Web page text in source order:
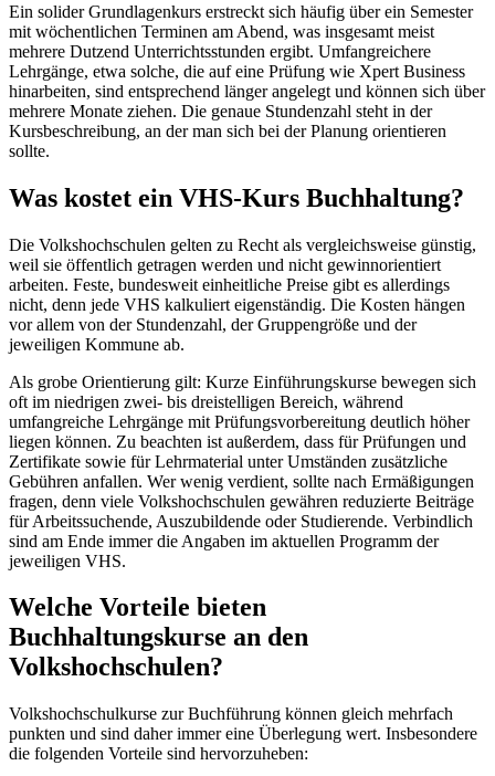
Ein solider Grundlagenkurs erstreckt sich häufig über ein Semester
mit wöchentlichen Terminen am Abend, was insgesamt meist
mehrere Dutzend Unterrichtsstunden ergibt. Umfangreichere
Lehrgänge, etwa solche, die auf eine Prüfung wie Xpert Business
hinarbeiten, sind entsprechend länger angelegt und können sich über
mehrere Monate ziehen. Die genaue Stundenzahl steht in der
Kursbeschreibung, an der man sich bei der Planung orientieren
sollte.
Was kostet ein VHS-Kurs Buchhaltung?
Die Volkshochschulen gelten zu Recht als vergleichsweise günstig,
weil sie öffentlich getragen werden und nicht gewinnorientiert
arbeiten. Feste, bundesweit einheitliche Preise gibt es allerdings
nicht, denn jede VHS kalkuliert eigenständig. Die Kosten hängen
vor allem von der Stundenzahl, der Gruppengröße und der
jeweiligen Kommune ab.
Als grobe Orientierung gilt: Kurze Einführungskurse bewegen sich
oft im niedrigen zwei- bis dreistelligen Bereich, während
umfangreiche Lehrgänge mit Prüfungsvorbereitung deutlich höher
liegen können. Zu beachten ist außerdem, dass für Prüfungen und
Zertifikate sowie für Lehrmaterial unter Umständen zusätzliche
Gebühren anfallen. Wer wenig verdient, sollte nach Ermäßigungen
fragen, denn viele Volkshochschulen gewähren reduzierte Beiträge
für Arbeitssuchende, Auszubildende oder Studierende. Verbindlich
sind am Ende immer die Angaben im aktuellen Programm der
jeweiligen VHS.
Welche Vorteile bieten
Buchhaltungskurse an den
Volkshochschulen?
Volkshochschulkurse zur Buchführung können gleich mehrfach
punkten und sind daher immer eine Überlegung wert. Insbesondere
die folgenden Vorteile sind hervorzuheben: